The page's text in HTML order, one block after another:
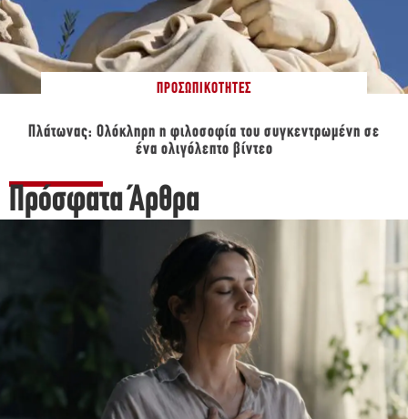
ΠΡΟΣΩΠΙΚΌΤΗΤΕΣ
Πλάτωνας: Ολόκληρη η φιλοσοφία του συγκεντρωμένη σε
ένα ολιγόλεπτο βίντεο
Πρόσφατα Άρθρα